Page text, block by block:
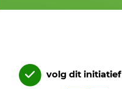
volg dit initiatief